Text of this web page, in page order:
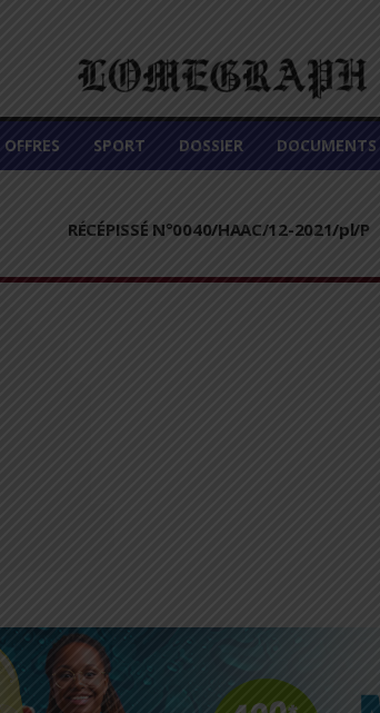
OFFRES SPORT DOSSIER DOCUMENTS
RÉCÉPISSÉ N°0040/HAAC/12-2021/pl/P